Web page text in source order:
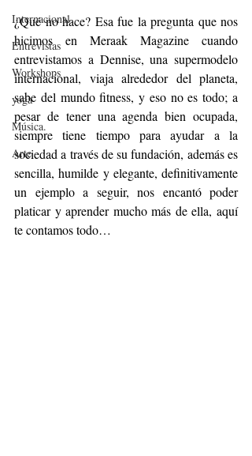
Internacional
Entrevistas
Workshops
yoga
Música.
Arte
¿Qué no hace? Esa fue la pregunta que nos
hicimos en Meraak Magazine cuando
entrevistamos a Dennise, una supermodelo
internacional, viaja alrededor del planeta,
sabe del mundo fitness, y eso no es todo; a
pesar de tener una agenda bien ocupada,
siempre tiene tiempo para ayudar a la
sociedad a través de su fundación, además es
sencilla, humilde y elegante, definitivamente
un ejemplo a seguir, nos encantó poder
platicar y aprender mucho más de ella, aquí
te contamos todo…